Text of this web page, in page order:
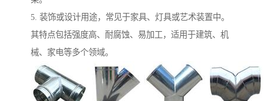
5. 装饰或设计用途，常见于家具、灯具或艺术装置中。
其特点包括强度高、耐腐蚀、易加工，适用于建筑、机
械、家电等多个领域。